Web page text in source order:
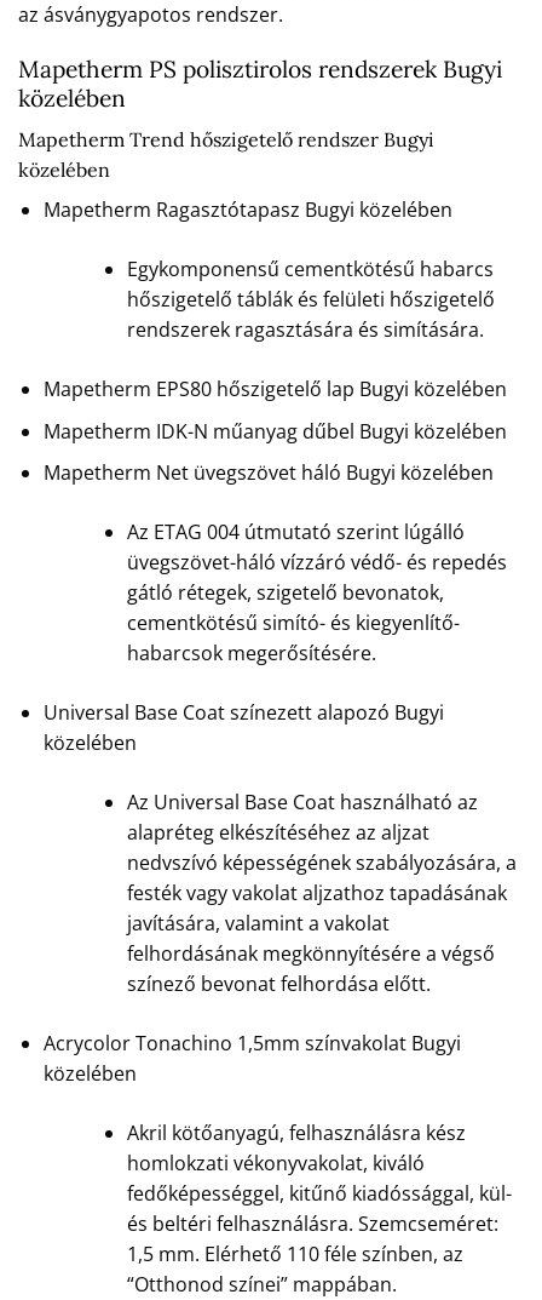
az ásványgyapotos rendszer.
Mapetherm PS polisztirolos rendszerek Bugyi
közelében
Mapetherm Trend hőszigetelő rendszer Bugyi
közelében
Mapetherm Ragasztótapasz Bugyi közelében
Egykomponensű cementkötésű habarcs
hőszigetelő táblák és felületi hőszigetelő
rendszerek ragasztására és simítására.
Mapetherm EPS80 hőszigetelő lap Bugyi közelében
Mapetherm IDK-N műanyag dűbel Bugyi közelében
Mapetherm Net üvegszövet háló Bugyi közelében
Az ETAG 004 útmutató szerint lúgálló
üvegszövet-háló vízzáró védő- és repedés
gátló rétegek, szigetelő bevonatok,
cementkötésű simító- és kiegyenlítő-
habarcsok megerősítésére.
Universal Base Coat színezett alapozó Bugyi
közelében
Az Universal Base Coat használható az
alapréteg elkészítéséhez az aljzat
nedvszívó képességének szabályozására, a
festék vagy vakolat aljzathoz tapadásának
javítására, valamint a vakolat
felhordásának megkönnyítésére a végső
színező bevonat felhordása előtt.
Acrycolor Tonachino 1,5mm színvakolat Bugyi
közelében
Akril kötőanyagú, felhasználásra kész
homlokzati vékonyvakolat, kiváló
fedőképességgel, kitűnő kiadóssággal, kül-
és beltéri felhasználásra. Szemcseméret:
1,5 mm. Elérhető 110 féle színben, az
“Otthonod színei” mappában.